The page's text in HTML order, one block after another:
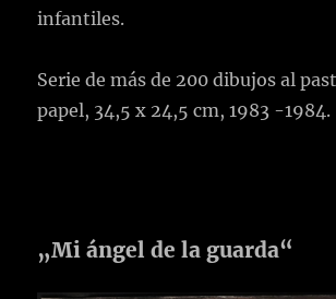
infantiles.
Serie de más de 200 dibujos al
papel, 34,5 x 24,5 cm, 1983 -1984.
„Mi ángel de la guarda“